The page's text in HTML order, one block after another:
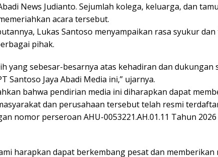
News Judianto. Sejumlah kolega, keluarga, dan
acara tersebut.
Lukas Santoso menyampaikan rasa syukur
pihak.
yang sebesar-besarnya atas kehadiran dan dukungan
Santoso Jaya Abadi Media ini,” ujarnya.
bahwa pendirian media ini diharapkan dapat
dan perusahaan tersebut telah resmi
nomor perseroan AHU-0053221.AH.01.11 Tahun
harapkan dapat berkembang pesat dan